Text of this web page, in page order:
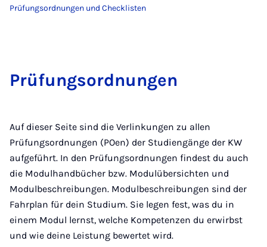
Prüfungsordnungen und Checklisten
Prüfungsordnungen
Auf dieser Seite sind die Verlinkungen zu allen
Prüfungsordnungen (POen) der Studiengänge der KW
aufgeführt. In den Prüfungsordnungen findest du auch
die Modulhandbücher bzw. Modulübersichten und
Modulbeschreibungen. Modulbeschreibungen sind der
Fahrplan für dein Studium. Sie legen fest, was du in
einem Modul lernst, welche Kompetenzen du erwirbst
und wie deine Leistung bewertet wird.